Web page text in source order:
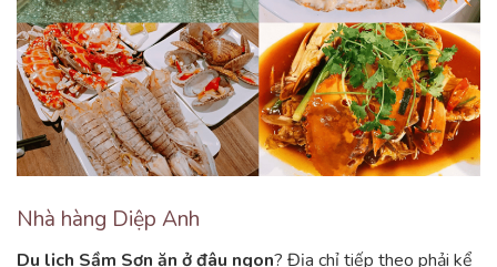
Nhà hàng Diệp Anh
Du lịch Sầm Sơn ăn ở đâu ngon? Địa chỉ tiếp theo phải kể